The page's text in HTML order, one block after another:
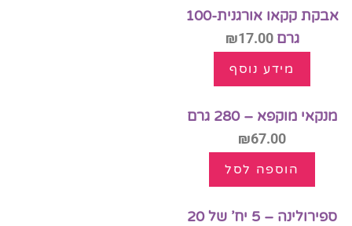
אבקת קקאו אורגנית-100
גרם
₪17.00
מידע נוסף
מנקאי מוקפא – 280 גרם
₪67.00
הוספה לסל
ספירולינה – 5 יח’ של 20